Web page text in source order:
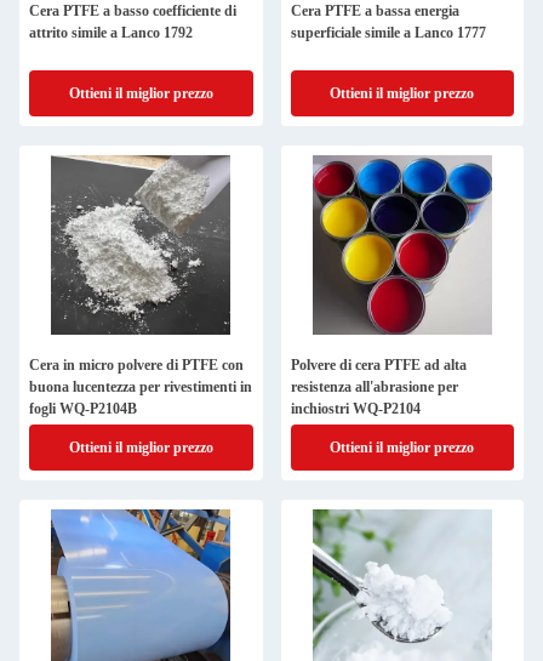
Cera PTFE a basso coefficiente di
attrito simile a Lanco 1792
Ottieni il miglior prezzo
Cera PTFE a bassa energia
superficiale simile a Lanco 1777
Ottieni il miglior prezzo
Cera in micro polvere di PTFE con
buona lucentezza per rivestimenti in
fogli WQ-P2104B
Ottieni il miglior prezzo
Polvere di cera PTFE ad alta
resistenza all'abrasione per
inchiostri WQ-P2104
Ottieni il miglior prezzo